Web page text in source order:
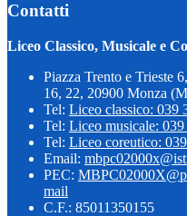
Contatti
Liceo Classico, Musicale e
Piazza Trento e Trieste
16, 22, 20900 Monza
Tel: Liceo classico: 039
Tel: Liceo musicale:
Tel: Liceo coreutico:
Email:
PEC:
mail
C.F.: 85011350155